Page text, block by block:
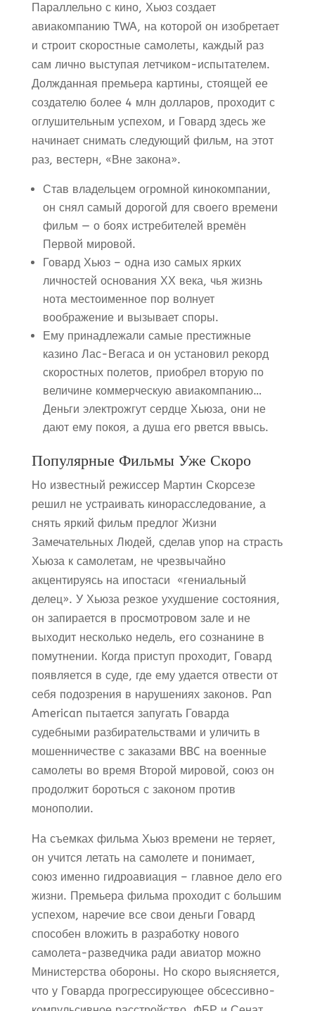
Параллельно с кино, Хьюз создает
авиакомпанию TWA, на которой он изобретает
и строит скоростные самолеты, каждый раз
сам лично выступая летчиком-испытателем.
Должданная премьера картины, стоящей ее
создателю более 4 млн долларов, проходит с
оглушительным успехом, и Говард здесь же
начинает снимать следующий фильм, на этот
раз, вестерн, «Вне закона».
Став владельцем огромной кинокомпании,
он снял самый дорогой для своего времени
фильм — о боях истребителей времён
Первой мировой.
Говард Хьюз – одна изо самых ярких
личностей основания ХХ века, чья жизнь
нота местоименное пор волнует
воображение и вызывает споры.
Ему принадлежали самые престижные
казино Лас-Вегаса и он установил рекорд
скоростных полетов, приобрел вторую по
величине коммерческую авиакомпанию…
Деньги электрожгут сердце Хьюза, они не
дают ему покоя, а душа его рвется ввысь.
Популярные Фильмы Уже Скоро
Но известный режиссер Мартин Скорсезе
решил не устраивать кинорасследование, а
снять яркий фильм предлог Жизни
Замечательных Людей, сделав упор на страсть
Хьюза к самолетам, не чрезвычайно
акцентируясь на ипостаси «гениальный
делец». У Хьюза резкое ухудшение состояния,
он запирается в просмотровом зале и не
выходит несколько недель, его сознанине в
помутнении. Когда приступ проходит, Говард
появляется в суде, где ему удается отвести от
себя подозрения в нарушениях законов. Pan
American пытается запугать Говарда
судебными разбирательствами и уличить в
мошенничестве с заказами BBC на военные
самолеты во время Второй мировой, союз он
продолжит бороться с законом против
монополии.
На съемках фильма Хьюз времени не теряет,
он учится летать на самолете и понимает,
союз именно гидроавиация – главное дело его
жизни. Премьера фильма проходит с большим
успехом, наречие все свои деньги Говард
способен вложить в разработку нового
самолета-разведчика ради авиатор можно
Министерства обороны. Но скоро выясняется,
что у Говарда прогрессирующее обсессивно-